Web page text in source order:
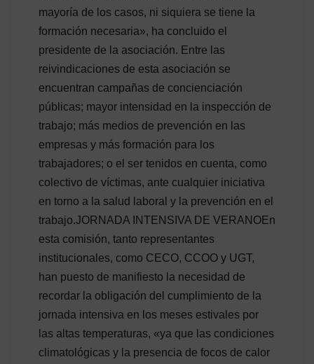
mayoría de los casos, ni siquiera se tiene la
formación necesaria», ha concluido el
presidente de la asociación. Entre las
reivindicaciones de esta asociación se
encuentran campañas de concienciación
públicas; mayor intensidad en la inspección de
trabajo; más medios de prevención en las
empresas y más formación para los
trabajadores; o el ser tenidos en cuenta, como
colectivo de víctimas, ante cualquier iniciativa
en torno a la salud laboral y la prevención en el
trabajo.JORNADA INTENSIVA DE VERANOEn
esta comisión, tanto representantes
institucionales, como CECO, CCOO y UGT,
han puesto de manifiesto la necesidad de
recordar la obligación del cumplimiento de la
jornada intensiva en los meses estivales por
las altas temperaturas, «ya que las condiciones
climatológicas y la presencia de focos de calor